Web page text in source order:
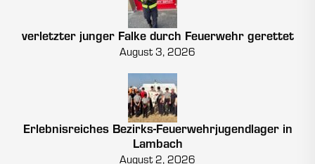
verletzter junger Falke durch Feuerwehr gerettet
August 3, 2026
Erlebnisreiches Bezirks-Feuerwehrjugendlager in
Lambach
August 2, 2026